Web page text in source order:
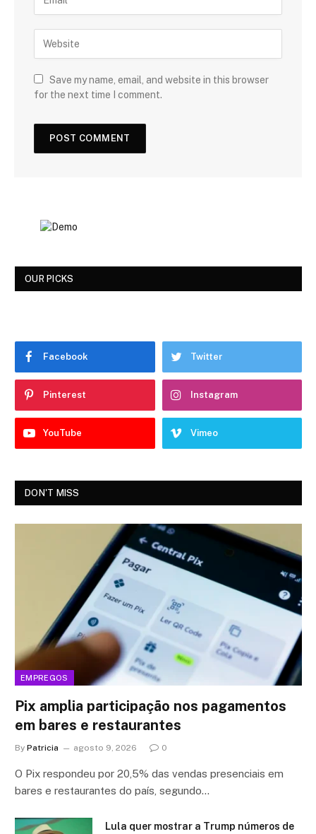
Save my name, email, and website in this browser
for the next time I comment.
OUR PICKS
Facebook Twitter
Pinterest Instagram
YouTube Vimeo
DON'T MISS
EMPREGOS
Pix amplia participação nos pagamentos
em bares e restaurantes
By Patricia agosto 9, 2026 0
O Pix respondeu por 20,5% das vendas presenciais em
bares e restaurantes do país, segundo…
Lula quer mostrar a Trump números de